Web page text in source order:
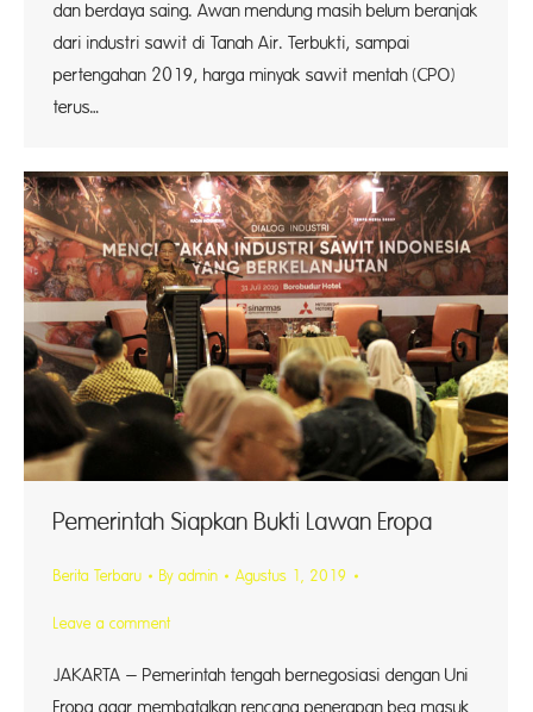
dan berdaya saing. Awan mendung masih belum beranjak
dari industri sawit di Tanah Air. Terbukti, sampai
pertengahan 2019, harga minyak sawit mentah (CPO)
terus…
Pemerintah Siapkan Bukti Lawan Eropa
Berita Terbaru By admin Agustus 1, 2019
Leave a comment
JAKARTA – Pemerintah tengah bernegosiasi dengan Uni
Eropa agar membatalkan rencana penerapan bea masuk